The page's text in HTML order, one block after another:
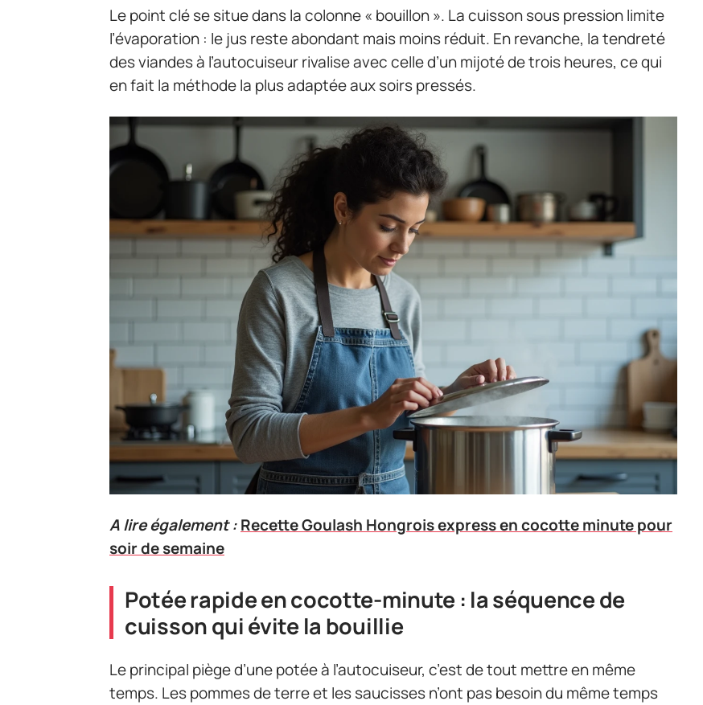
Le point clé se situe dans la colonne « bouillon ». La cuisson sous pression limite
l’évaporation : le jus reste abondant mais moins réduit. En revanche, la tendreté
des viandes à l’autocuiseur rivalise avec celle d’un mijoté de trois heures, ce qui
en fait la méthode la plus adaptée aux soirs pressés.
A lire également :Recette Goulash Hongrois express en cocotte minute pour
soir de semaine
Potée rapide en cocotte-minute : la séquence de
cuisson qui évite la bouillie
Le principal piège d’une potée à l’autocuiseur, c’est de tout mettre en même
temps. Les pommes de terre et les saucisses n’ont pas besoin du même temps